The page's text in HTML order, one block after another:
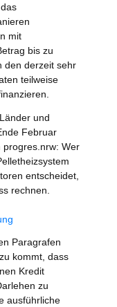
mit
bis zu
den derzeit sehr
teilweise
und
Februar
progres.nrw: Wer
entscheidet,
rechnen.
Paragrafen
kommt, dass
Kredit
zu
ausführliche